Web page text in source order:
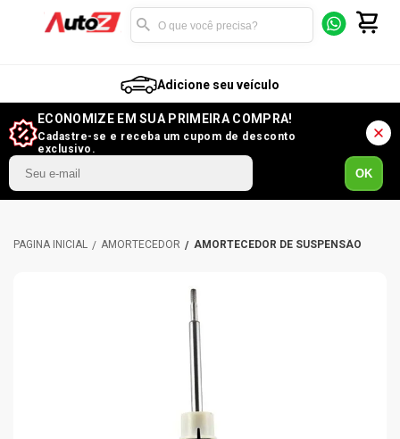
Adicione seu veículo
ECONOMIZE EM SUA PRIMEIRA COMPRA!
Cadastre-se e receba um cupom de desconto
exclusivo.
OK
AMORTECEDOR AMORTECEDOR DE SUSPENSÃO